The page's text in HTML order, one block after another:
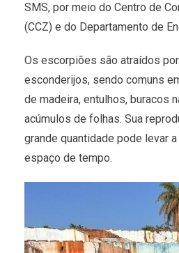
SMS, por meio do Centro de
(CCZ) e do Departamento de
Os escorpiões são atraídos
esconderijos, sendo comuns
de madeira, entulhos, buracos
acúmulos de folhas. Sua
grande quantidade pode levar
espaço de tempo.